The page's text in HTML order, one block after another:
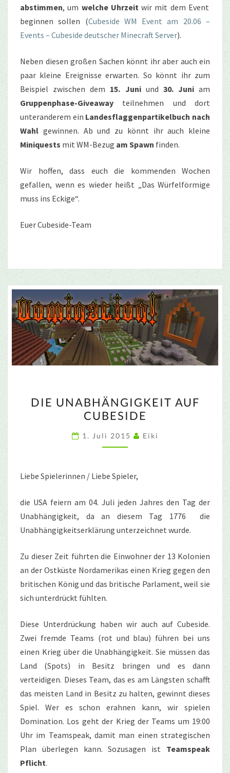
abstimmen, um welche Uhrzeit wir mit dem Event
beginnen sollen (Cubeside WM Event am 20.06 –
Events – Cubeside deutscher Minecraft Server).
Neben diesen großen Sachen könnt ihr aber auch ein
paar kleine Ereignisse erwarten. So könnt ihr zum
Beispiel zwischen dem 15. Juniund 30. Juniam
Gruppenphase-Giveaway teilnehmen und dort
unteranderem ein Landesflaggenpartikelbuch nach
Wahl gewinnen. Ab und zu könnt ihr auch kleine
Miniquests mit WM-Bezug am Spawn finden.
Wir hoffen, dass euch die kommenden Wochen
gefallen, wenn es wieder heißt „Das Würfelförmige
muss ins Eckige“.
Euer Cubeside-Team
UNABHÄNGIGKEIT
AUF
CUBESIDE
DIE UNABHÄNGIGKEIT AUF
CUBESIDE
1. Juli 2015 Eiki
Liebe Spielerinnen / Liebe Spieler,
die USA feiern am 04. Juli jeden Jahres den Tag der
Unabhängigkeit, da an diesem Tag 1776 die
Unabhängigkeitserklärung unterzeichnet wurde.
Zu dieser Zeit führten die Einwohner der 13 Kolonien
an der Ostküste Nordamerikas einen Krieg gegen den
britischen König und das britische Parlament, weil sie
sich unterdrückt fühlten.
Diese Unterdrückung haben wir auch auf Cubeside.
Zwei fremde Teams (rot und blau) führen bei uns
einen Krieg über die Unabhängigkeit. Sie müssen das
Land (Spots) in Besitz bringen und es dann
verteidigen. Dieses Team, das es am Längsten schafft
das meisten Land in Besitz zu halten, gewinnt dieses
Spiel. Wer es schon erahnen kann, wir spielen
Domination. Los geht der Krieg der Teams um 19:00
Uhr im Teamspeak, damit man einen strategischen
Plan überlegen kann. Sozusagen ist Teamspeak
Pflicht.